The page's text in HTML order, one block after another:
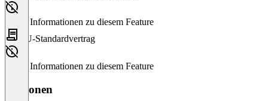
Keine Informationen zu diesem Feature
EU-Standardvertrag
Keine Informationen zu diesem Feature
Versionen